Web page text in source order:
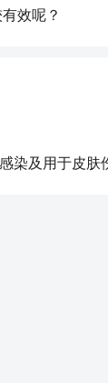
效呢？
染及用于皮肤